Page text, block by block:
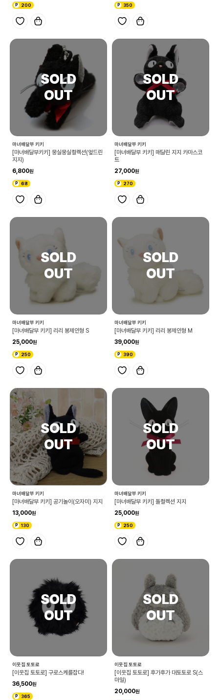
200 350
마녀배달부 키키
[마녀배달부키키] 뭉실뭉실컬렉션(엎드린
지지)
6,800
68
마녀배달부 키키
[마녀배달부 키키] 매달린 지지 카마스코
트
27,000
270
마녀배달부 키키
[마녀배달부 키키] 리리 봉제인형 S
25,000
250
마녀배달부 키키
[마녀배달부 키키] 리리 봉제인형 M
39,000
390
마녀배달부 키키
[마녀배달부 키키] 공기놀이(오자미) 지지
13,000
130
마녀배달부 키키
[마녀배달부 키키] 돌컬렉션 지지
25,000
250
이웃집 토토로
[이웃집 토토로] 구로스케를잡다!
36,500
365
이웃집 토토로
[이웃집 토토로] 후가후가 대토토로 S(스
마일)
20,000